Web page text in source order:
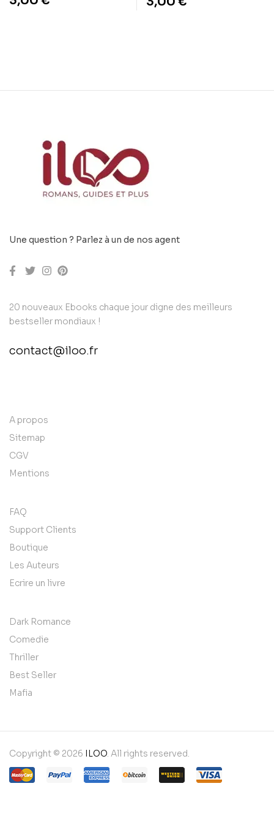
payer d’impôts
Une question ? Parlez à un de nos agent
20 nouveaux Ebooks chaque jour digne des meilleurs
bestseller mondiaux !
contact@iloo.fr
A propos
Sitemap
CGV
Mentions
FAQ
Support Clients
Boutique
Les Auteurs
Ecrire un livre
Dark Romance
Comedie
Thriller
Best Seller
Mafia
Copyright © 2026 ILOO. All rights reserved.